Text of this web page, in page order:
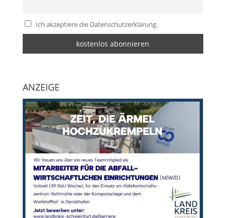
Ich akzeptiere die Datenschutzerklärung.
ANZEIGE